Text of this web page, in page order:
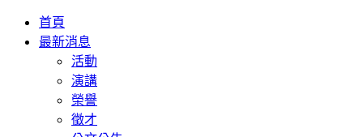
首頁
最新消息
活動
演講
榮譽
徵才